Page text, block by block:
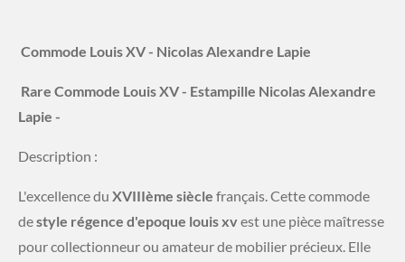
Commode Louis XV - Nicolas Alexandre Lapie
Rare Commode Louis XV - Estampille Nicolas Alexandre
Lapie -
​Description :
L'excellence du XVIIIème siècle français. Cette commode
destyle régence d'epoque louisxvest une pièce maîtresse
pour collectionneur ou amateur de mobilier précieux. Elle